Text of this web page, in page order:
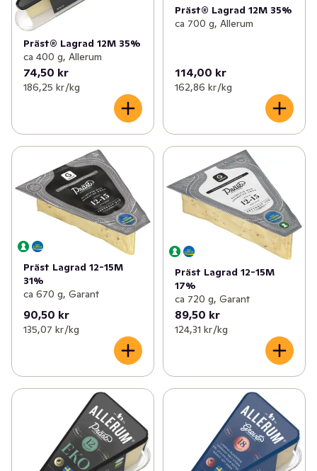
Präst® Lagrad 12M 35%
ca 400 g, Allerum
74,50 kr
186,25 kr /kg
Präst® Lagrad 12M 35%
ca 700 g, Allerum
114,00 kr
162,86 kr /kg
Präst Lagrad 12-15M
31%
ca 670 g, Garant
90,50 kr
135,07 kr /kg
Präst Lagrad 12-15M
17%
ca 720 g, Garant
89,50 kr
124,31 kr /kg